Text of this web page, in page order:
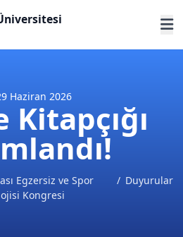
Haziran 2026
Kitapçığı
Egzersiz ve Spor
Kongresi
/ Duyurular